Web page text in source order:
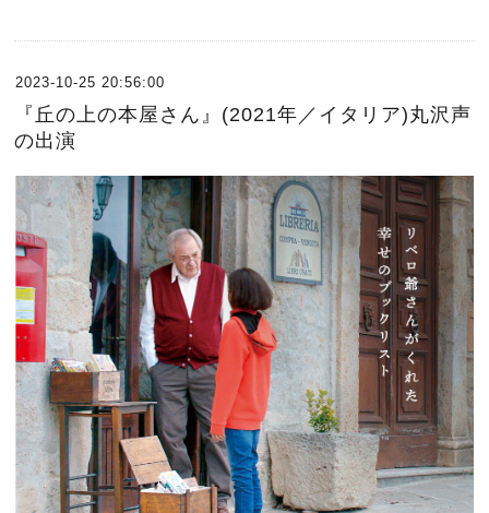
2023-10-25 20:56:00
『丘の上の本屋さん』(2021年／イタリア)丸沢声
の出演